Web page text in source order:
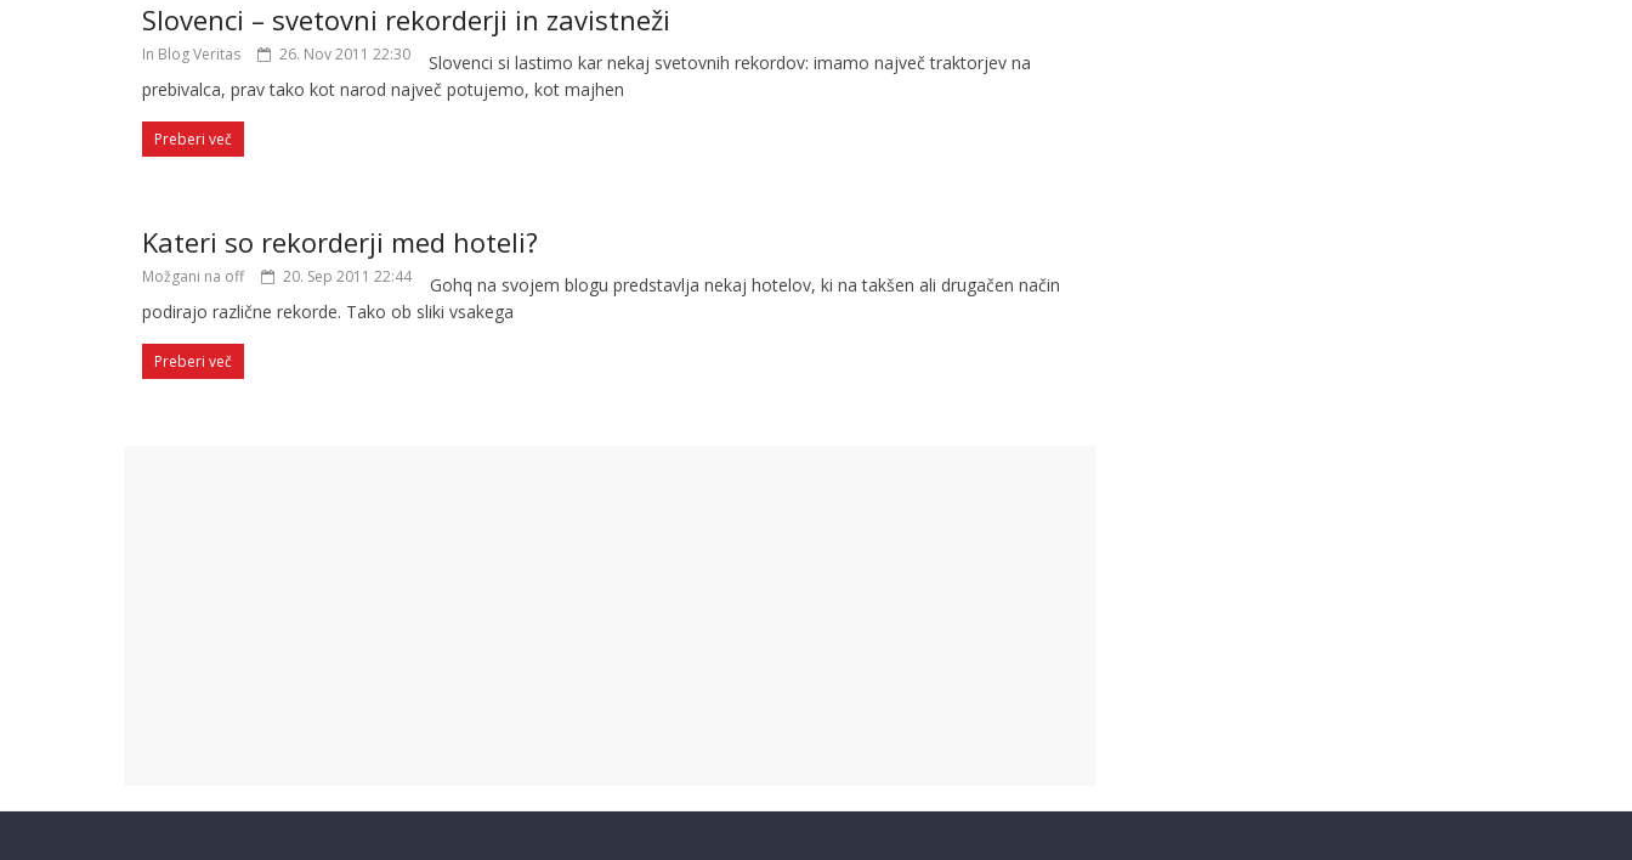
Slovenci – svetovni rekorderji in zavistneži
In Blog Veritas 26. Nov 2011 22:30
Slovenci si lastimo kar nekaj svetovnih rekordov: imamo največ traktorjev na
prebivalca, prav tako kot narod največ potujemo, kot majhen
Preberi več
Kateri so rekorderji med hoteli?
Možgani na off 20. Sep 2011 22:44
Gohq na svojem blogu predstavlja nekaj hotelov, ki na takšen ali drugačen način
podirajo različne rekorde. Tako ob sliki vsakega
Preberi več